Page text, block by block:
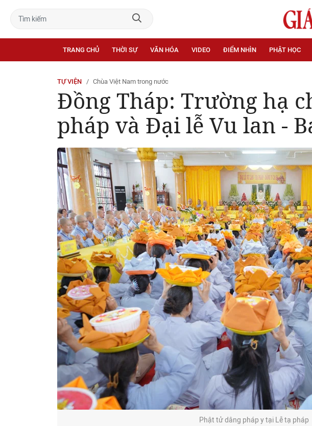
TRANG CHỦ THỜI SỰ VĂN HÓA VIDEO ĐIỂM NHÌN PHẬT HỌC
TỰ VIỆN Chùa Việt Nam trong nước
Đồng Tháp: Trường hạ
pháp và Đại lễ Vu lan -
Phật tử dâng pháp y tại Lễ tạ pháp